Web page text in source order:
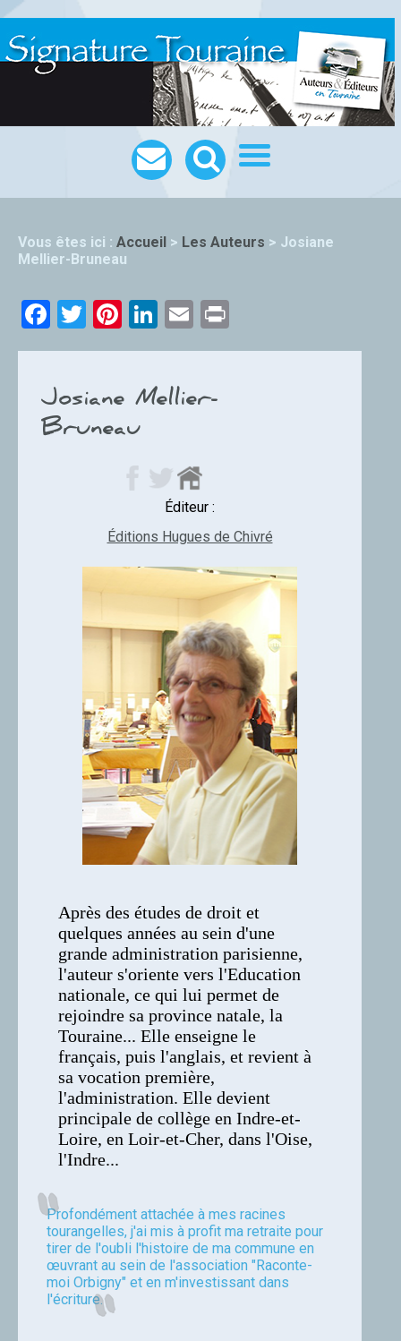
Vous êtes ici : Accueil > Les Auteurs > Josiane
Mellier-Bruneau
Facebook
TwitterPinterest
LinkedIn
Email
Josiane Mellier-
Bruneau
Éditeur :
Éditions Hugues de Chivré
Après des études de droit et
quelques années au sein d'une
grande administration parisienne,
l'auteur s'oriente vers l'Education
nationale, ce qui lui permet de
rejoindre sa province natale, la
Touraine... Elle enseigne le
français, puis l'anglais, et revient à
sa vocation première,
l'administration. Elle devient
principale de collège en Indre-et-
Loire, en Loir-et-Cher, dans l'Oise,
l'Indre...
Profondément attachée à mes racines
tourangelles, j'ai mis à profit ma retraite pour
tirer de l'oubli l'histoire de ma commune en
œuvrant au sein de l'association "Raconte-
moi Orbigny" et en m'investissant dans
l'écriture.